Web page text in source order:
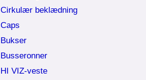
Cirkulær beklædning
Caps
Bukser
Busseronner
HI VIZ-veste